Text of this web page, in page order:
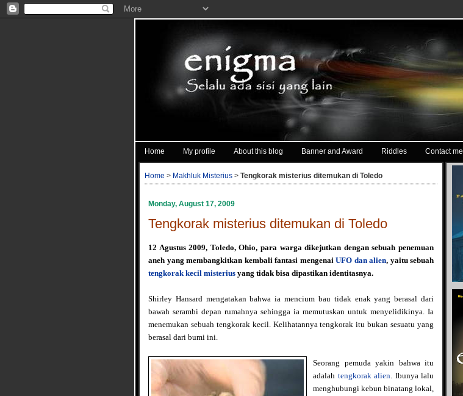
Home My profile About this blog Banner and Award Riddles Contact me
Home > Makhluk Misterius > Tengkorak misterius ditemukan di Toledo
Monday, August 17, 2009
Tengkorak misterius ditemukan di Toledo
12 Agustus 2009, Toledo, Ohio, para warga dikejutkan dengan sebuah penemuan
aneh yang membangkitkan kembali fantasi mengenaiUFO dan alien, yaitu sebuah
tengkorak kecil misterius yang tidak bisa dipastikan identitasnya.
Shirley Hansard mengatakan bahwa ia mencium bau tidak enak yang berasal dari
bawah serambi depan rumahnya sehingga ia memutuskan untuk menyelidikinya. Ia
menemukan sebuah tengkorak kecil. Kelihatannya tengkorak itu bukan sesuatu yang
berasal dari bumi ini.
Seorang pemuda yakin bahwa itu
adalah tengkorak alien. Ibunya lalu
menghubungi kebun binatang lokal,